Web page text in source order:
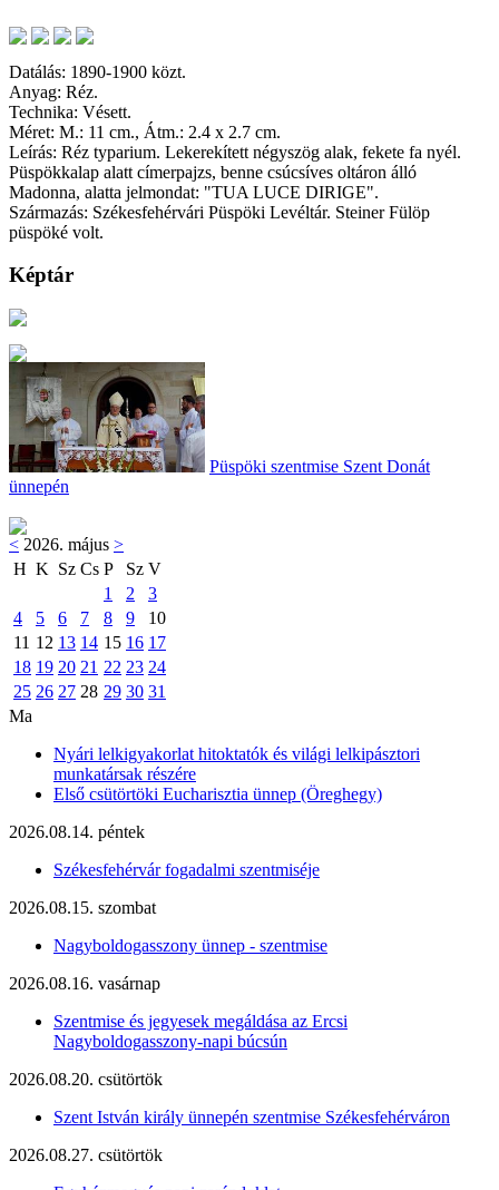
Datálás: 1890-1900 közt.
Anyag: Réz.
Technika: Vésett.
Méret: M.: 11 cm., Átm.: 2.4 x 2.7 cm.
Leírás: Réz typarium. Lekerekített négyszög alak, fekete fa nyél.
Püspökkalap alatt címerpajzs, benne csúcsíves oltáron álló
Madonna, alatta jelmondat: "TUA LUCE DIRIGE".
Származás: Székesfehérvári Püspöki Levéltár. Steiner Fülöp
püspöké volt.
Képtár
Püspöki szentmise Szent Donát
ünnepén
< 2026. május >
H K Sz Cs P Sz V
1
2
3
4
5 6 7 8 9
10
11 12 13 14 15 16 17
18 19 20 21 22 23 24
25 26 27 28 29 30 31
Ma
Nyári lelkigyakorlat hitoktatók és világi lelkipásztori
munkatársak részére
Első csütörtöki Eucharisztia ünnep (Öreghegy)
2026.08.14. péntek
Székesfehérvár fogadalmi szentmiséje
2026.08.15. szombat
Nagyboldogasszony ünnep - szentmise
2026.08.16. vasárnap
Szentmise és jegyesek megáldása az Ercsi
Nagyboldogasszony-napi búcsún
2026.08.20. csütörtök
Szent István király ünnepén szentmise Székesfehérváron
2026.08.27. csütörtök